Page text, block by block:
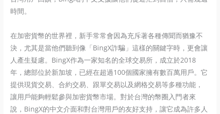
時間。
在加密貨幣的世界裡，新手常常會因為充斥著各種傳聞而猶豫不
決，尤其是當他們聽到像「BingX詐騙」這樣的關鍵字時，更會讓
人產生疑慮。BingX作為一家知名的全球交易所，成立於2018
年，總部位於新加坡，已經在超過100個國家擁有數百萬用戶。它
提供現貨交易、合約交易、跟單交易以及網格交易等多種功能，
讓用戶能夠輕鬆參與加密貨幣市場。對於台灣的幣圈入門者來
說，BingX的中文介面和對台灣用戶的友好支持，讓它成為許多人